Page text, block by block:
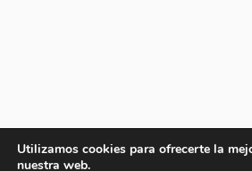
Utilizamos cookies para ofrecerte la
nuestra web.